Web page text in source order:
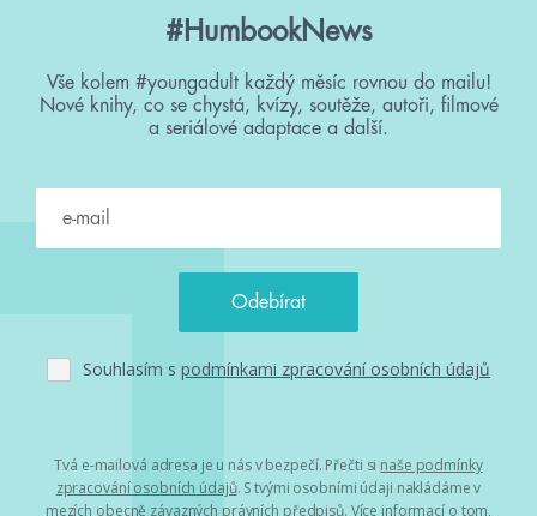
#HumbookNews
Vše kolem #youngadult každý měsíc rovnou do mailu!
Nové knihy, co se chystá, kvízy, soutěže, autoři, filmové
a seriálové adaptace a další.
Souhlasím s podmínkami zpracování osobních údajů
Tvá e-mailová adresa je u nás v bezpečí. Přečti si naše podmínky
zpracování osobních údajů. S tvými osobními údaji nakládáme v
mezích obecně závazných právních předpisů. Více informací o tom,